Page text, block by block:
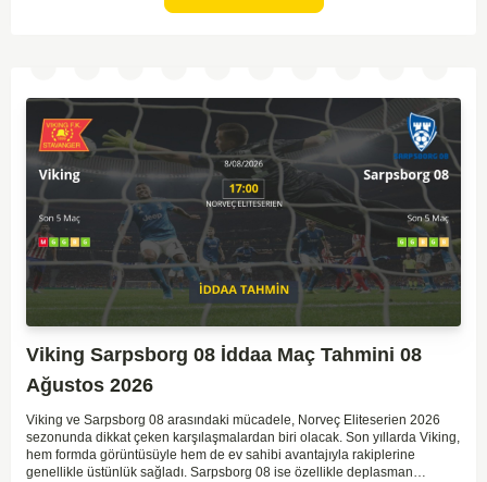
Viking Sarpsborg 08 İddaa Maç Tahmini 08
Ağustos 2026
Viking ve Sarpsborg 08 arasındaki mücadele, Norveç Eliteserien 2026
sezonunda dikkat çeken karşılaşmalardan biri olacak. Son yıllarda Viking,
hem formda görüntüsüyle hem de ev sahibi avantajıyla rakiplerine
genellikle üstünlük sağladı. Sarpsborg 08 ise özellikle deplasman